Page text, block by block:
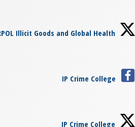
Illicit Goods and Global Health
IP Crime College
IP Crime College